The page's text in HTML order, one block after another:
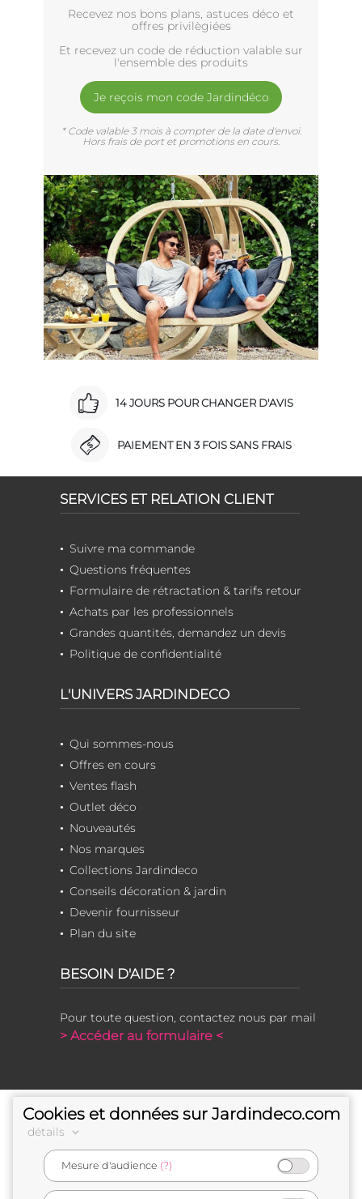
Recevez nos bons plans, astuces déco et
offres privilègiées
Et recevez un code de réduction valable sur
l'ensemble des produits
Je reçois mon code Jardindéco
* Code valable 3 mois à compter de la date d'envoi.
Hors frais de port et promotions en cours.
14 JOURS POUR CHANGER D'AVIS
PAIEMENT EN 3 FOIS SANS FRAIS
SERVICES ET RELATION CLIENT
Suivre ma commande
Questions fréquentes
Formulaire de rétractation & tarifs retour
Achats par les professionnels
Grandes quantités, demandez un devis
Politique de confidentialité
L'UNIVERS JARDINDECO
Qui sommes-nous
Offres en cours
Ventes flash
Outlet déco
Nouveautés
Nos marques
Collections Jardindeco
Conseils décoration & jardin
Devenir fournisseur
Plan du site
BESOIN D'AIDE ?
Pour toute question, contactez nous par mail
> Accéder au formulaire <
Cookies et données sur Jardindeco.com
détails
Mesure d'audience (?)